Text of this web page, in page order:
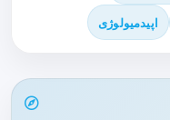
اپیدمیولوژی